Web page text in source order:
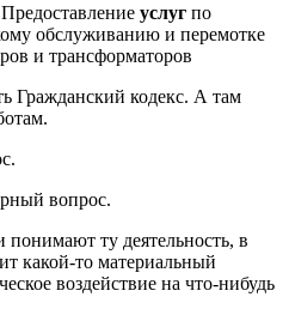
услуг по
обслуживанию и перемотке
и трансформаторов
Гражданский кодекс. А там
вопрос.
ту деятельность, в
какой-то материальный
воздействие на что-нибудь